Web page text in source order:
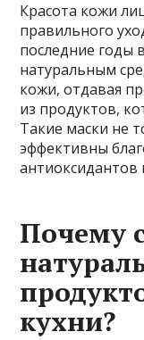
Красота кожи
правильного
последние годы
натуральным
кожи, отдавая
из продуктов,
Такие маски не
эффективны
антиоксидантов
Почему
кухни?